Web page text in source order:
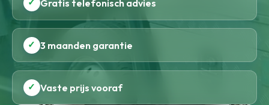
✓ Gratis telefonisch advies
✓ 3 maanden garantie
✓ Vaste prijs vooraf